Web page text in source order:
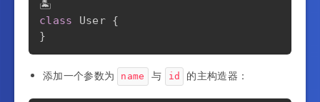
class User {
}
添加一个参数为 name 与 id 的主构造器：